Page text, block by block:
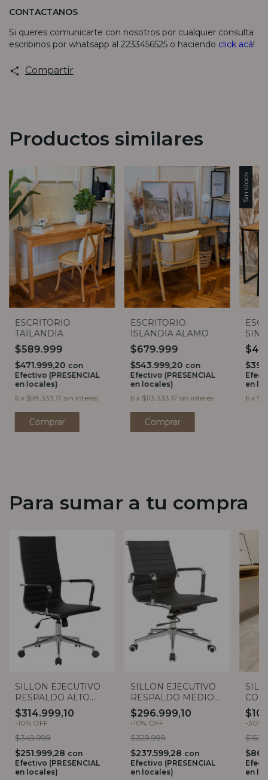
CONTACTANOS
Si queres comunicarte con nosotros por cualquier consulta
escribinos por whatsapp al 2233456525 o haciendo click acá!
Compartir
Productos similares
ESCRITORIO
TAILANDIA
$589.999
$471.999,20 con
Efectivo (PRESENCIAL
en locales)
6 x $98.333,17 sin interés
ESCRITORIO
ISLANDIA ALAMO
$679.999
$543.999,20 con
Efectivo (PRESENCIAL
en locales)
6 x $113.333,17 sin interés
Sin stock
en
6 x
Para sumar a tu compra
SILLON EJECUTIVO
RESPALDO ALTO
NEGRO
$314.999,10
-10% OFF
$349.999
$251.999,28 con
Efectivo (PRESENCIAL
en locales)
SILLON EJECUTIVO
RESPALDO MEDIO
NEGRO
$296.999,10
-10% OFF
$329.999
$237.599,28 con
Efectivo (PRESENCIAL
en locales)
CON
-30%
en